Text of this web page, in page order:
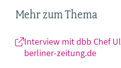
Mehr zum Thema
Interview mit dbb Chef
berliner-zeitung.de